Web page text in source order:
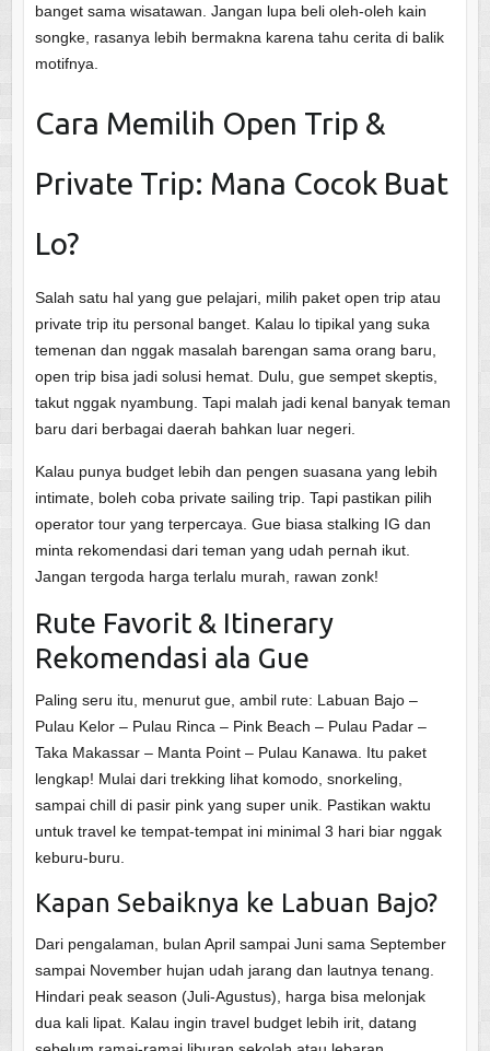
banget sama wisatawan. Jangan lupa beli oleh-oleh kain
songke, rasanya lebih bermakna karena tahu cerita di balik
motifnya.
Cara Memilih Open Trip &
Private Trip: Mana Cocok Buat
Lo?
Salah satu hal yang gue pelajari, milih paket open trip atau
private trip itu personal banget. Kalau lo tipikal yang suka
temenan dan nggak masalah barengan sama orang baru,
open trip bisa jadi solusi hemat. Dulu, gue sempet skeptis,
takut nggak nyambung. Tapi malah jadi kenal banyak teman
baru dari berbagai daerah bahkan luar negeri.
Kalau punya budget lebih dan pengen suasana yang lebih
intimate, boleh coba private sailing trip. Tapi pastikan pilih
operator tour yang terpercaya. Gue biasa stalking IG dan
minta rekomendasi dari teman yang udah pernah ikut.
Jangan tergoda harga terlalu murah, rawan zonk!
Rute Favorit & Itinerary
Rekomendasi ala Gue
Paling seru itu, menurut gue, ambil rute: Labuan Bajo –
Pulau Kelor – Pulau Rinca – Pink Beach – Pulau Padar –
Taka Makassar – Manta Point – Pulau Kanawa. Itu paket
lengkap! Mulai dari trekking lihat komodo, snorkeling,
sampai chill di pasir pink yang super unik. Pastikan waktu
untuk travel ke tempat-tempat ini minimal 3 hari biar nggak
keburu-buru.
Kapan Sebaiknya ke Labuan Bajo?
Dari pengalaman, bulan April sampai Juni sama September
sampai November hujan udah jarang dan lautnya tenang.
Hindari peak season (Juli-Agustus), harga bisa melonjak
dua kali lipat. Kalau ingin travel budget lebih irit, datang